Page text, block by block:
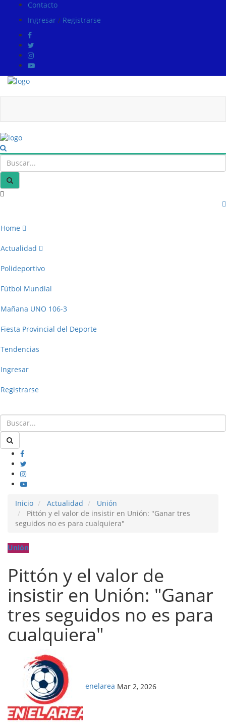
Contacto
Ingresar / Registrarse
Home
Actualidad
Polideportivo
Fútbol Mundial
Mañana UNO 106-3
Fiesta Provincial del Deporte
Tendencias
Ingresar
Registrarse
Inicio Actualidad
Unión
Pittón y el valor de insistir en Unión: "Ganar tres
seguidos no es para cualquiera"
Unión
Pittón y el valor de
insistir en Unión: "Ganar
tres seguidos no es para
cualquiera"
enelarea Mar 2, 2026